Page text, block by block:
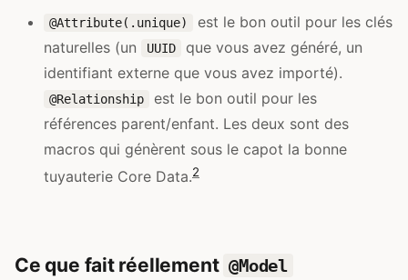
@Attribute(.unique)
est le bon outil pour les clés
naturelles (un
UUID
que vous avez généré, un
identifiant externe que vous avez importé).
@Relationship
est le bon outil pour les
références parent/enfant. Les deux sont des
macros qui génèrent sous le capot la bonne
tuyauterie Core Data.2
Ce que fait réellement @Model